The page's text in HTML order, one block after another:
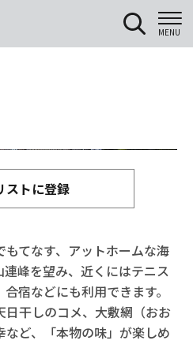
MENU
てなす、アットホームな海
峰を望み、近くにはテニス
宿などにも利用できます。
干しのコメ、大敷網（おお
など、「本物の味」が楽しめ
ストに登録